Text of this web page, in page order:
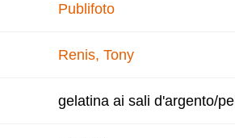
Publifoto
Renis, Tony
gelatina ai sali d'argento/